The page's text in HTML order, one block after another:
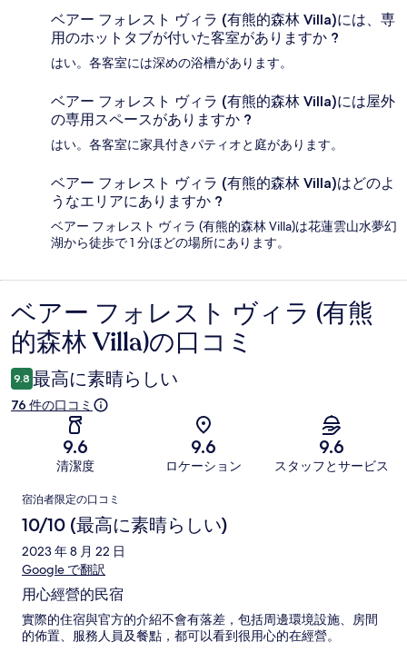
ベアー フォレスト ヴィラ (有熊的森林 Villa)には、専
用のホットタブが付いた客室がありますか ?
はい。各客室には深めの浴槽があります。
ベアー フォレスト ヴィラ (有熊的森林 Villa)には屋外
の専用スペースがありますか ?
はい。各客室に家具付きパティオと庭があります。
ベアー フォレスト ヴィラ (有熊的森林 Villa)はどのよ
うなエリアにありますか ?
ベアー フォレスト ヴィラ (有熊的森林 Villa)は花蓮雲山水夢幻
湖から徒歩で 1 分ほどの場所にあります。
口
コ
ミ
ベアー フォレスト ヴィラ (有熊
的森林 Villa)の口コミ
9.8 最高に素晴らしい
76 件の口コミ
9.6
清潔度
9.6
ロケーション
9.6
スタッフとサービス
口
コ
ミ
宿泊者限定の口コミ
10/10 (最高に素晴らしい)
2023 年 8 月 22 日
Google で翻訳
用心經營的民宿
實際的住宿與官方的介紹不會有落差，包括周邊環境設施、房間
的佈置、服務人員及餐點，都可以看到很用心的在經營。